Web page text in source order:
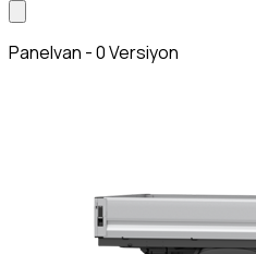
Panelvan - 0 Versiyon